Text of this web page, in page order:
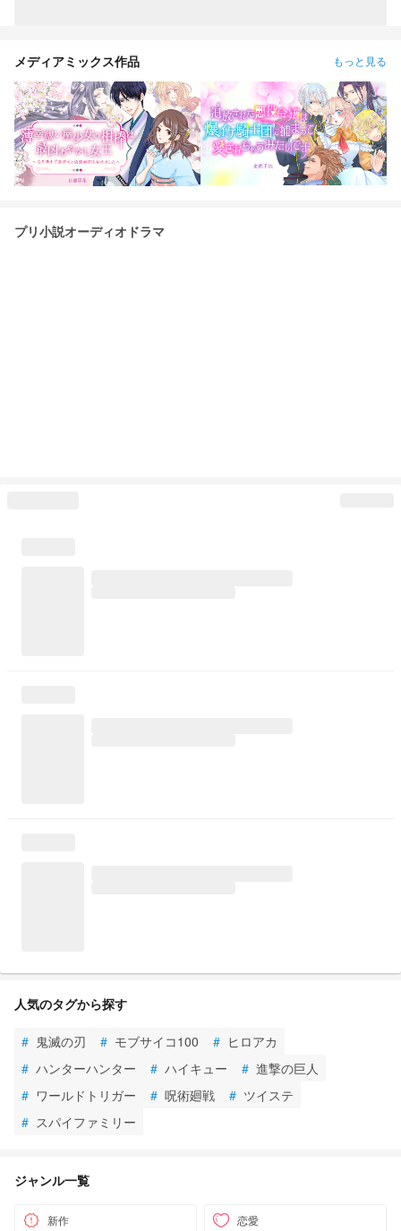
メディアミックス作品 もっと見る
プリ小説オーディオドラマ
人気のタグから探す
# 鬼滅の刃 # モブサイコ100 # ヒロアカ
# ハンターハンター # ハイキュー # 進撃の巨人
# ワールドトリガー # 呪術廻戦 # ツイステ
# スパイファミリー
ジャンル一覧
新作 恋愛